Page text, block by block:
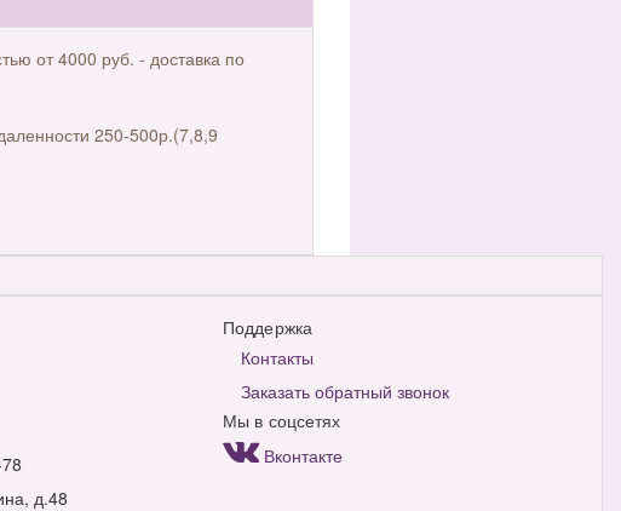
от 4000 руб. - доставка по
250-500р.(7,8,9
д.48
Поддержка
Контакты
Заказать обратный звонок
Мы в соцсетях
Вконтакте